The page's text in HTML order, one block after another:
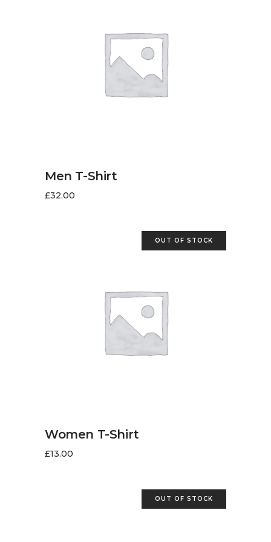
AJOUTER AU PANIER
Men T-Shirt
£32.00
OUT OF STOCK
LIRE LA SUITE
Women T-Shirt
£13.00
OUT OF STOCK